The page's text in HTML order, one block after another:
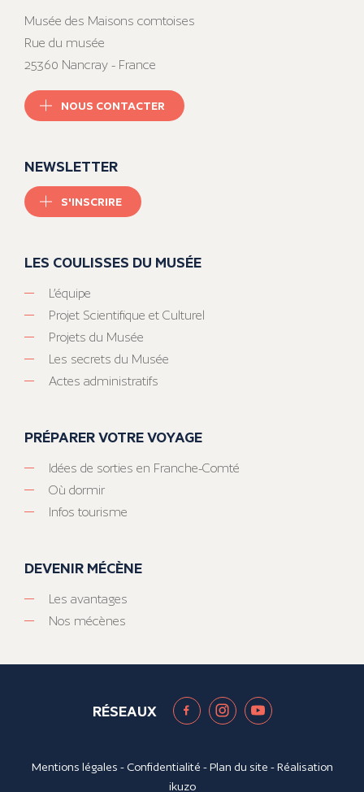
Musée des Maisons comtoises
Rue du musée
25360 Nancray - France
NOUS CONTACTER
NEWSLETTER
S'INSCRIRE
LES COULISSES DU MUSÉE
L’équipe
Projet Scientifique et Culturel
Projets du Musée
Les secrets du Musée
Actes administratifs
PRÉPARER VOTRE VOYAGE
Idées de sorties en Franche-Comté
Où dormir
Infos tourisme
DEVENIR MÉCÈNE
Les avantages
Nos mécènes
RÉSEAUX
Mentions légales - Confidentialité -Plan du site - Réalisation
ikuzo